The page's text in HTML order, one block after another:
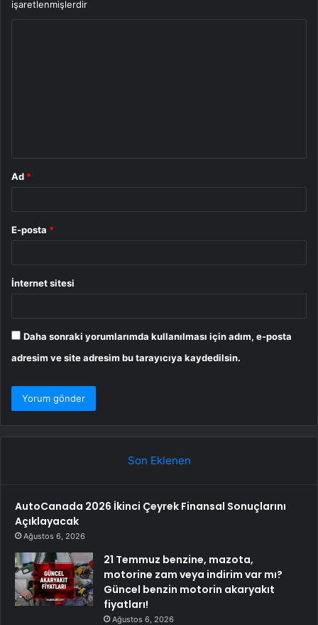
işaretlenmişlerdir
Ad *
E-posta *
İnternet sitesi
Daha sonraki yorumlarımda kullanılması için adım, e-posta
adresim ve site adresim bu tarayıcıya kaydedilsin.
Son Eklenen
AutoCanada 2026 İkinci Çeyrek Finansal Sonuçlarını
Açıklayacak
Ağustos 6, 2026
21 Temmuz benzine, mazota,
motorine zam veya indirim var mı?
Güncel benzin motorin akaryakıt
fiyatları!
Ağustos 6, 2026